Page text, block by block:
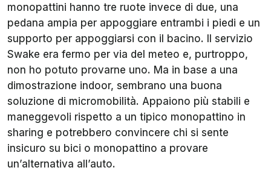
monopattini hanno tre ruote invece di due, una
pedana ampia per appoggiare entrambi i piedi e un
supporto per appoggiarsi con il bacino. Il servizio
Swake era fermo per via del meteo e, purtroppo,
non ho potuto provarne uno. Ma in base a una
dimostrazione indoor, sembrano una buona
soluzione di micromobilità. Appaiono più stabili e
maneggevoli rispetto a un tipico monopattino in
sharing e potrebbero convincere chi si sente
insicuro su bici o monopattino a provare
un’alternativa all’auto.